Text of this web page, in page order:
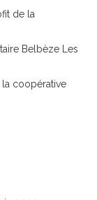
de la
Belbèze Les
coopérative